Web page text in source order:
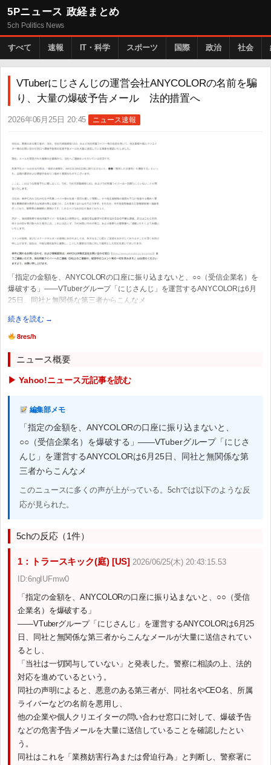
5Pニュース 政経まとめ
5ch Politics News
すべて 速報 IT・科学 スポーツ 国際 政治 社会
VTuberにじさんじの運営会社ANYCOLORの名前を騙
り、大量の爆破予告メール 法的措置へ
2026年06月25日 20:45 ニュース速報
「指定の金額を、ANYCOLORの口座に振り込まないと、○○（受信企業名）を
爆破する」――VTuberグループ「にじさんじ」を運営するANYCOLORは6月
25日、同社と無関係な第三者からこんなメ
続きを読む →
8res/h
ニュース概要
▶ Yahoo!ニュース元記事を読む
編集部メモ
「指定の金額を、ANYCOLORの口座に振り込まないと、
○○（受信企業名）を爆破する」――VTuberグループ「にじさ
んじ」を運営するANYCOLORは6月25日、同社と無関係な第
三者からこんなメ
このニュースに多くの声が上がっている。5chでは以下のような反
応が見られた。
5chの反応（1件）
1：トラースキック(庭) [US] 2026/06/25(木) 20:43:15.53
ID:6ngIUFmw0
「指定の金額を、ANYCOLORの口座に振り込まないと、○○（受信
企業名）を爆破する」
――VTuberグループ「にじさんじ」を運営するANYCOLORは6月25
日、同社と無関係な第三者からこんなメールが大量に送信されてい
るとし、
「当社は一切関与していない」と発表した。警察に相談の上、法的
対応を進めているという。
同社の声明によると、悪意のある第三者が、同社名やCEO名、所属
ライバーなどの名前を悪用し、
他の企業や個人クリエイターの問い合わせ窓口に対して、爆破予告
などの危害予告メールを大量に送信していることを確認したとい
う。
同社はこれを「業務妨害行為または脅迫行為」と判断し、警察署に